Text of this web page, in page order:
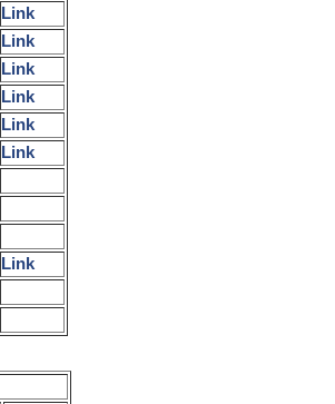
Link
Link
Link
Link
Link
Link
Link